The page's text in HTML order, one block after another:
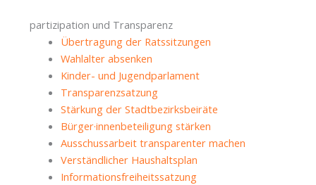
partizipation und Transparenz
Übertragung der Ratssitzungen
Wahlalter absenken
Kinder- und Jugendparlament
Transparenzsatzung
Stärkung der Stadtbezirksbeiräte
Bürger·innenbeteiligung stärken
Ausschussarbeit transparenter machen
Verständlicher Haushaltsplan
Informationsfreiheitssatzung